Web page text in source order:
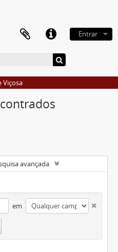
Entrar
Viçosa
avançada
em